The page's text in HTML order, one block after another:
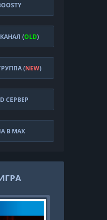
КАНАЛ (OLD)
(NEW)
СЕРВЕР
В MAX